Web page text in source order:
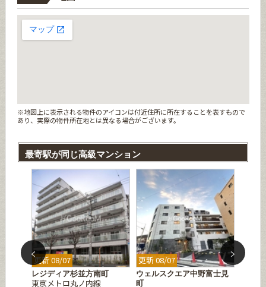
※地図上に表示される物件のアイコンは付近住所に所在することを表すもので
あり、実際の物件所在地とは異なる場合がございます。
最寄駅が同じ高級マンション
更新 08/07
レジディア杉並方南町
東京メトロ丸ノ内線
更新 08/07
ウェルスクエア中野富士見
町
更新